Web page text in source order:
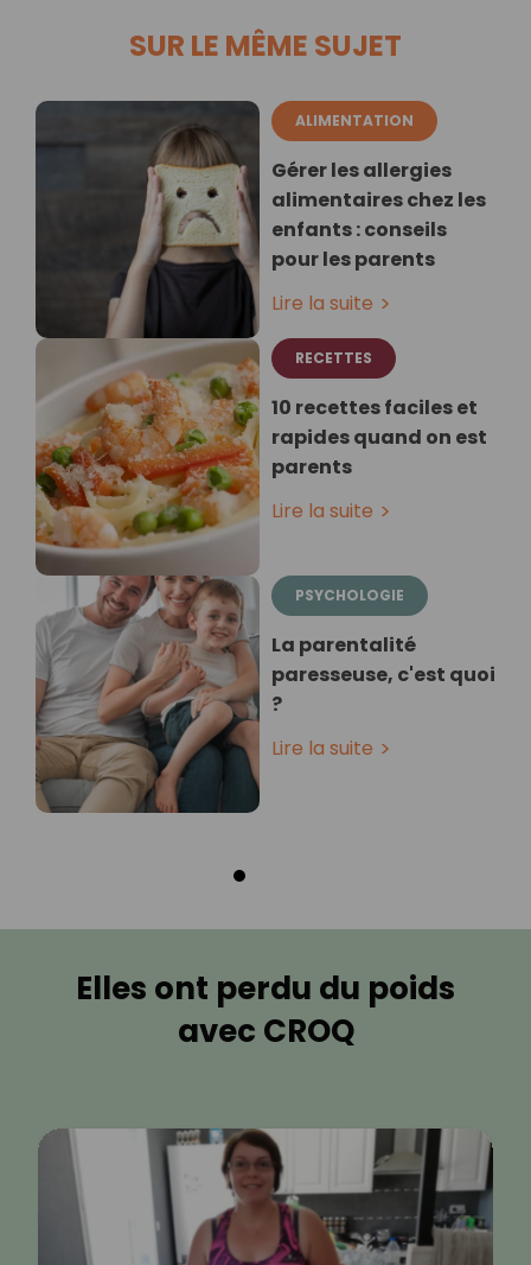
SUR LE MÊME SUJET
ALIMENTATION
Gérer les allergies
alimentaires chez les
enfants : conseils
pour les parents
Lire la suite
RECETTES
10 recettes faciles et
rapides quand on est
parents
Lire la suite
PSYCHOLOGIE
La parentalité
paresseuse, c'est quoi
?
Lire la suite
Elles ont perdu du poids
avec CROQ